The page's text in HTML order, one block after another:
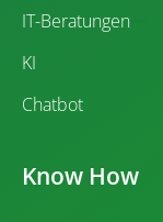
IT-Beratungen
KI
Chatbot
Know How